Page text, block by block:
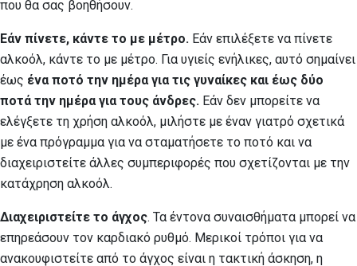
που θα σας βοηθήσουν.
Εάν πίνετε, κάντε το με μέτρο. Εάν επιλέξετε να πίνετε
αλκοόλ, κάντε το με μέτρο. Για υγιείς ενήλικες, αυτό σημαίνει
έως ένα ποτό την ημέρα για τις γυναίκες και έως δύο
ποτά την ημέρα για τους άνδρες. Εάν δεν μπορείτε να
ελέγξετε τη χρήση αλκοόλ, μιλήστε με έναν γιατρό σχετικά
με ένα πρόγραμμα για να σταματήσετε το ποτό και να
διαχειριστείτε άλλες συμπεριφορές που σχετίζονται με την
κατάχρηση αλκοόλ.
Διαχειριστείτε το άγχος. Τα έντονα συναισθήματα μπορεί να
επηρεάσουν τον καρδιακό ρυθμό. Μερικοί τρόποι για να
ανακουφιστείτε από το άγχος είναι η τακτική άσκηση, η